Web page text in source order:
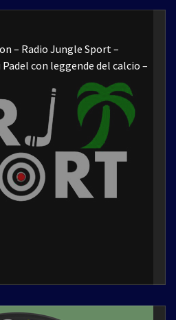
– Radio Jungle Sport –
con leggende del calcio –